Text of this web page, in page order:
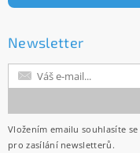
Newsletter
Vložením emailu souhlasíte se
pro zasílání newsletterů.